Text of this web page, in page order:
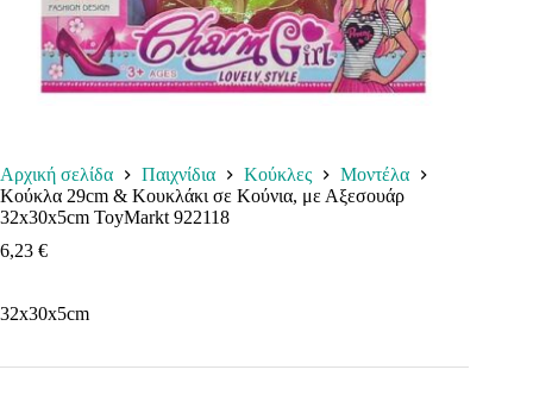
Αρχική σελίδα Παιχνίδια Κούκλες
Μοντέλα
Κούκλα 29cm & Κουκλάκι σε Κούνια, με Αξεσουάρ
32x30x5cm ToyMarkt 922118
6,23 €
32x30x5cm